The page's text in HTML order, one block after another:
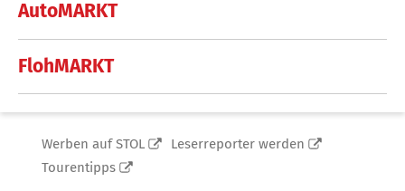
AutoMARKT
FlohMARKT
Werben auf STOL
Leserreporter werden
Tourentipps